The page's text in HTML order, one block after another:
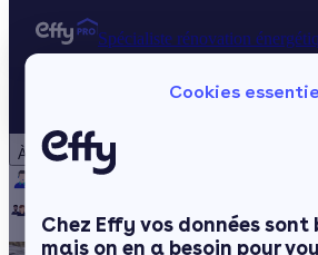
Cookies
Chez Effy vos données sont
mais on en a besoin pour
À propos
Notre équipe
Rejoignez-nous
Spécialiste rénovation
Spécialiste rénovation